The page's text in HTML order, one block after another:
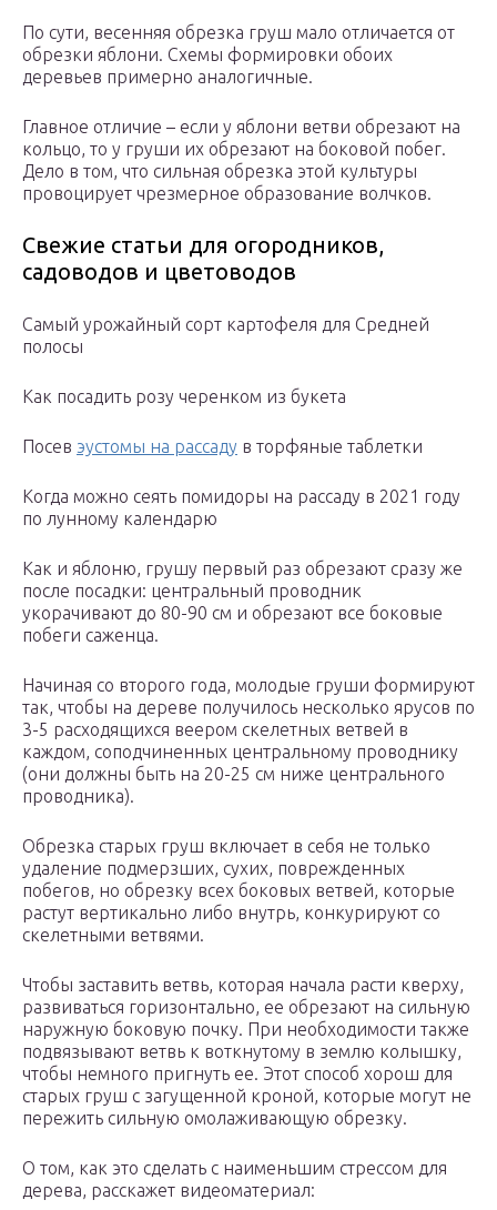
По сути, весенняя обрезка груш мало отличается от
обрезки яблони. Схемы формировки обоих
деревьев примерно аналогичные.
Главное отличие – если у яблони ветви обрезают на
кольцо, то у груши их обрезают на боковой побег.
Дело в том, что сильная обрезка этой культуры
провоцирует чрезмерное образование волчков.
Свежие статьи для огородников,
садоводов и цветоводов
Самый урожайный сорт картофеля для Средней
полосы
Как посадить розу черенком из букета
Посев эустомы на рассаду в торфяные таблетки
Когда можно сеять помидоры на рассаду в 2021 году
по лунному календарю
Как и яблоню, грушу первый раз обрезают сразу же
после посадки: центральный проводник
укорачивают до 80-90 см и обрезают все боковые
побеги саженца.
Начиная со второго года, молодые груши формируют
так, чтобы на дереве получилось несколько ярусов по
3-5 расходящихся веером скелетных ветвей в
каждом, соподчиненных центральному проводнику
(они должны быть на 20-25 см ниже центрального
проводника).
Обрезка старых груш включает в себя не только
удаление подмерзших, сухих, поврежденных
побегов, но обрезку всех боковых ветвей, которые
растут вертикально либо внутрь, конкурируют со
скелетными ветвями.
Чтобы заставить ветвь, которая начала расти кверху,
развиваться горизонтально, ее обрезают на сильную
наружную боковую почку. При необходимости также
подвязывают ветвь к воткнутому в землю колышку,
чтобы немного пригнуть ее. Этот способ хорош для
старых груш с загущенной кроной, которые могут не
пережить сильную омолаживающую обрезку.
О том, как это сделать с наименьшим стрессом для
дерева, расскажет видеоматериал: